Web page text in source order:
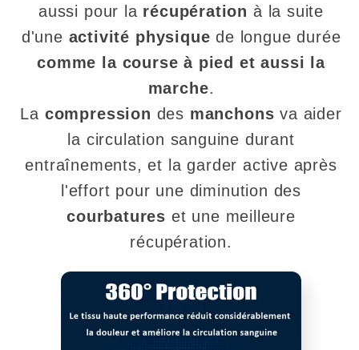
aussi pour la récupération à la suite
d'une activité physique de longue durée
comme la course à pied et aussi la
marche.
La compression des manchons va aider
la circulation sanguine durant
entraînements, et la garder active après
l'effort pour une diminution des
courbatures et une meilleure
récupération.